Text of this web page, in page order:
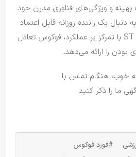
و ویژگی‌های فناوری مدرن خود
دنبال یک راننده روزانه قابل اعتماد
باشید و چه یک مدل ST با تمرکز بر عملکرد، فوکوس تعادل
بودن را ارائه می‌دهد.
خوب، هنگام تماس با
ما را ذکر کنید
#فورد فوکوس